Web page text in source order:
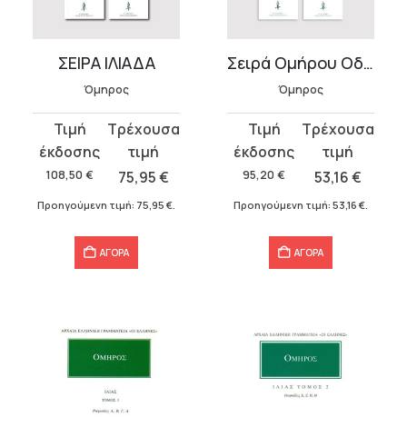
ΣΕΙΡΑ ΙΛΙΑΔΑ
Όμηρος
108,50 €
Original
price
was:
108,50 €.
75,95€
τρέχουσα
τιμή
Προηγούμενη τιμή: 75,95 €
ΑΓΟΡΑ
Σειρά Ομήρου Οδύσσεια (6 τόμοι)
Όμηρος
95,20 €
Original
price
was:
95,20 €.
53,16€
τρέχουσα
τιμή
Προηγούμενη τιμή: 53,16 €
ΑΓΟΡΑ